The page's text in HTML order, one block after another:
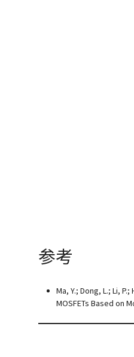
参考
Ma, Y.; Dong, L.; Li,
MOSFETs Based on